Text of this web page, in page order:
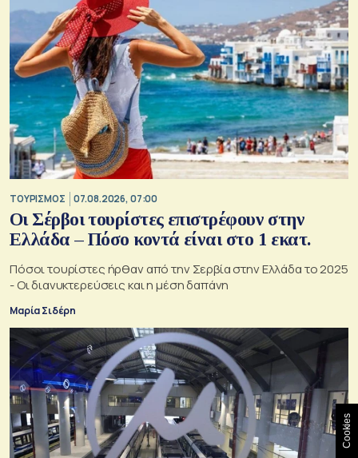
ΤΟΥΡΙΣΜΟΣ 07.08.2026, 07:00
Οι Σέρβοι τουρίστες επιστρέφουν στην
Ελλάδα – Πόσο κοντά είναι στο 1 εκατ.
Πόσοι τουρίστες ήρθαν από την Σερβία στην Ελλάδα το 2025
- Οι διανυκτερεύσεις και η μέση δαπάνη
Μαρία Σιδέρη
Cookies